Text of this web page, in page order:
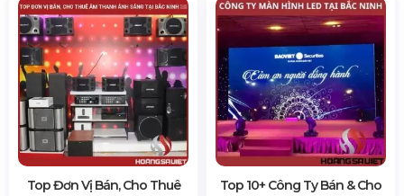
Top Đơn Vị Bán, Cho Thuê
Top 10+ Công Ty Bán & Cho